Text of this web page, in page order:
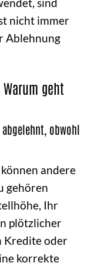
nicht immer
Ablehnung
Warum geht
obwohl
andere
gehören
Ihr
plötzlicher
Kredite oder
korrekte